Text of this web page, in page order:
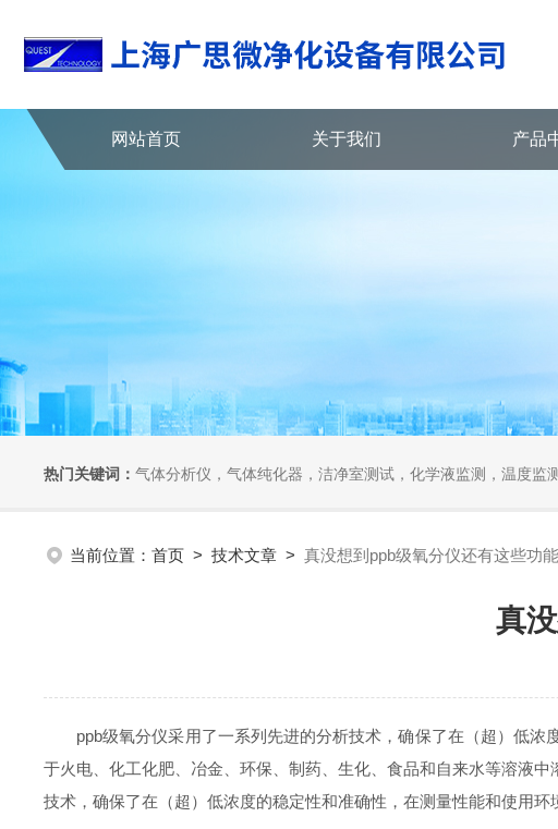
网站首页 关于我们 产品
热门关键词： 气体分析仪，气体纯化器，洁净室测试，化学液监测，温度监
当前位置： 首页 > 技术文章 > 真没想到ppb级氧分仪还有这些功能
真
ppb级氧分仪采用了一系列先进的分析技术，确保了在（超）低浓
于火电、化工化肥、冶金、环保、制药、生化、食品和自来水等溶液
技术，确保了在（超）低浓度的稳定性和准确性，在测量性能和使用环